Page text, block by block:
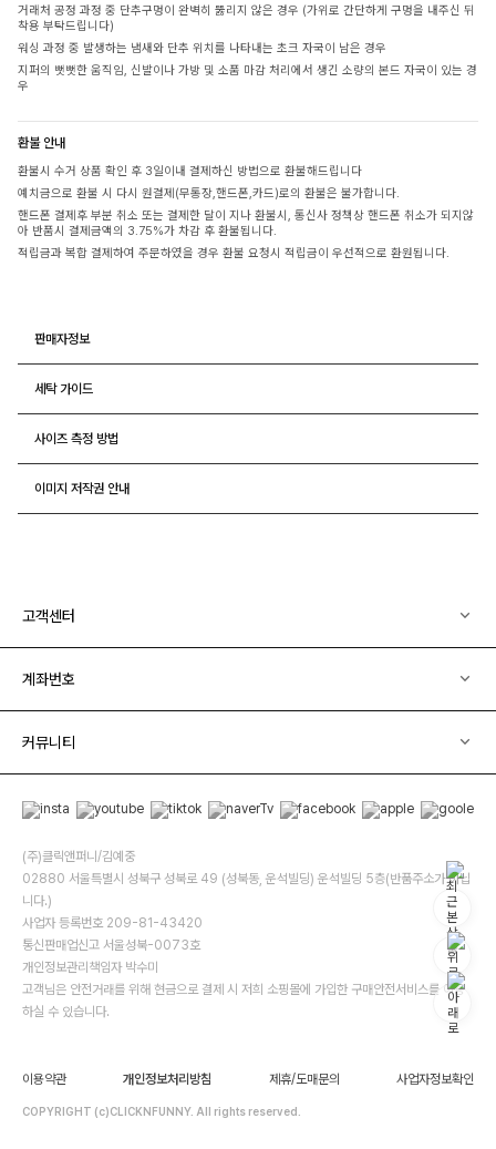
거래처 공정 과정 중 단추구멍이 완벽히 뚫리지 않은 경우 (가위로 간단하게 구멍을 내주신 뒤
착용 부탁드립니다)
워싱 과정 중 발생하는 냄새와 단추 위치를 나타내는 초크 자국이 남은 경우
지퍼의 뻣뻣한 움직임, 신발이나 가방 및 소품 마감 처리에서 생긴 소량의 본드 자국이 있는 경
우
환불 안내
환불시 수거 상품 확인 후 3일이내 결제하신 방법으로 환불해드립니다
예치금으로 환불 시 다시 원결제(무통장,핸드폰,카드)로의 환불은 불가합니다.
핸드폰 결제후 부분 취소 또는 결제한 달이 지나 환불시, 통신사 정책상 핸드폰 취소가 되지않
아 반품시 결제금액의 3.75%가 차감 후 환불됩니다.
적립금과 복합 결제하여 주문하였을 경우 환불 요청시 적립금이 우선적으로 환원됩니다.
판매자정보
세탁 가이드
사이즈 측정 방법
이미지 저작권 안내
고객센터
계좌번호
커뮤니티
(주)클릭앤퍼니/김예중
02880 서울특별시 성북구 성북로 49 (성북동, 운석빌딩) 운석빌딩 5층(반품주소가 아닙
니다.)
사업자 등록번호 209-81-43420
통신판매업신고 서울성북-0073호
개인정보관리책임자 박수미
고객님은 안전거래를 위해 현금으로 결제 시 저희 소핑몰에 가입한 구매안전서비스를 이용
하실 수 있습니다.
이용약관 개인정보처리방침 제휴/도매문의 사업자정보확인
COPYRIGHT (c)CLICKNFUNNY. All rights reserved.